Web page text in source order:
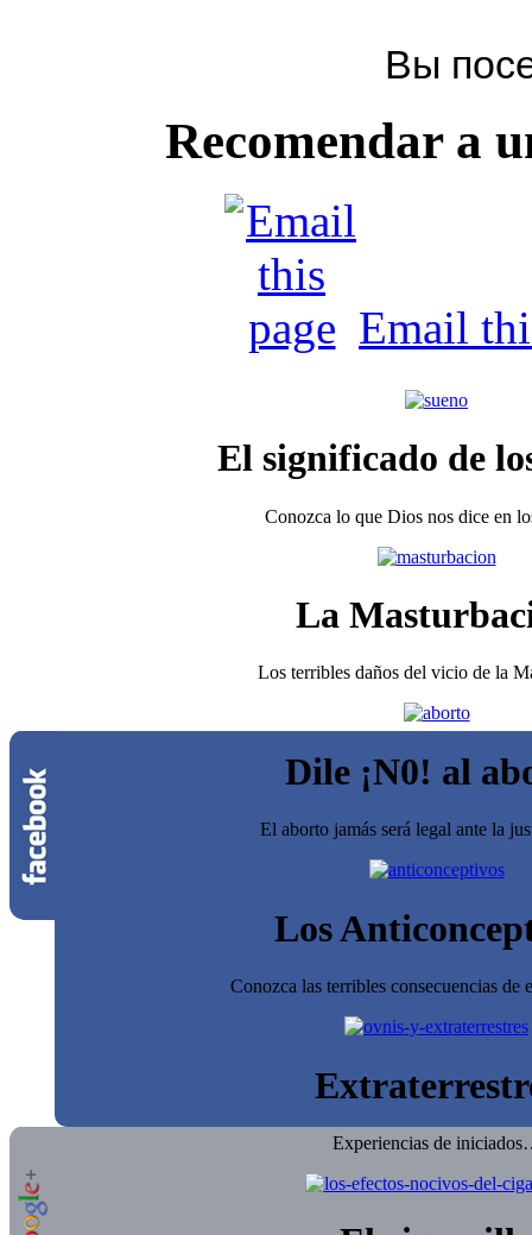
Вы
Recomendar a
Email
El significado de
Conozca lo que Dios nos dice en
La
Los terribles daños del vicio de la
Dile ¡N0! al
El aborto jamás será legal ante la
Los
Conozca las terribles consecuencias de
Experiencias de